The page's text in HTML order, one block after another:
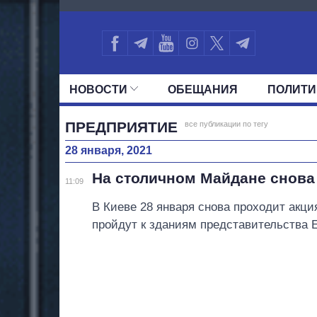
871
НОВОСТИ ОБЕЩАНИЯ
ВСЕ ПОЛИТИКИ ПРЕЗИДЕНТ И
ПРЕДПРИЯТИЕ все публикации по тегу
28 января, 2021
11:09 На столичном Майдане
В Киеве 28 января снова проходит
пройдут к зданиям